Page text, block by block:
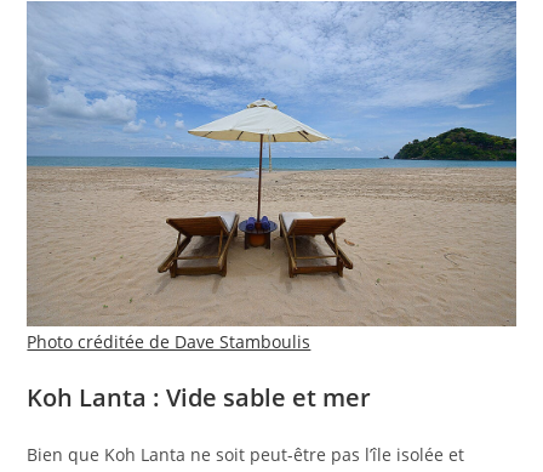
Photo créditée de Dave Stamboulis
Koh Lanta : Vide sable et mer
Bien que Koh Lanta ne soit peut-être pas l’île isolée et